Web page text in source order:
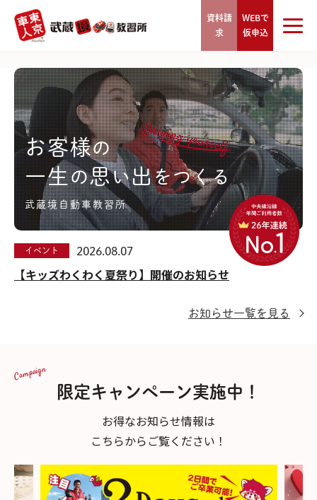
資料請
求
WEBで
仮申込
お客様の
一生の思い出をつくる
武蔵境自動車教習所
2026.08.07
イベント
【キッズわくわく夏祭り】開催のお知らせ
お知らせ一覧を見る
Campaign
限定キャンペーン実施中！
お得なお知らせ情報は
こちらからご覧ください！